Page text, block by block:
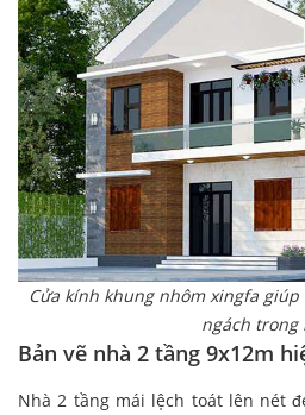
Cửa kính khung nhôm xingfa
ngách trong
Bản vẽ nhà 2 tầng 9x12m
Nhà 2 tầng mái lệch toát lên nét